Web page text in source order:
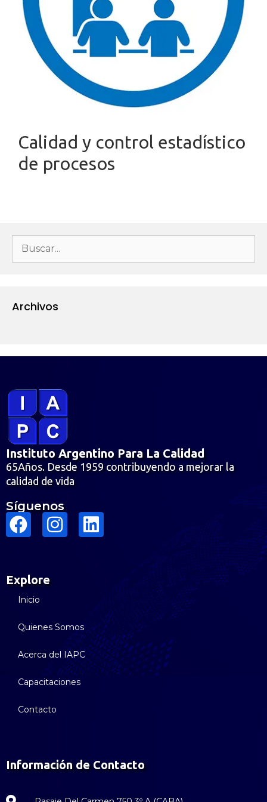
Calidad y control estadístico
de procesos
Archivos
Instituto Argentino Para La Calidad
65Años. Desde 1959 contribuyendo a mejorar la
calidad de vida
Síguenos
Explore
Inicio
Quienes Somos
Acerca del IAPC
Capacitaciones
Contacto
Información de Contacto